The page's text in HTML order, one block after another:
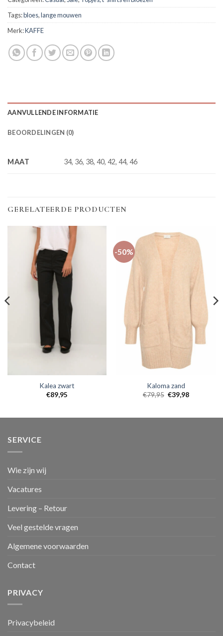
Tags:bloes,lange mouwen
Merk:KAFFE
AANVULLENDE INFORMATIE
BEOORDELINGEN (0)
MAAT 34, 36, 38, 40, 42, 44, 46
GERELATEERDE PRODUCTEN
Kalea zwart
€89,95
-50%
Kaloma zand
€79,95 €39,98
SERVICE
Wie zijn wij
Vacatures
Levering – Retour
Veel gestelde vragen
Algemene voorwaarden
Contact
PRIVACY
Privacybeleid